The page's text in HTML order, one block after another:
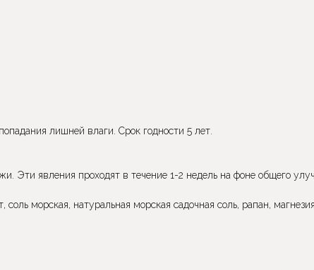
лишней влаги. Срок годности 5 лет.
Эти явления проходят в течение 1-2 недель на фоне общего
морская, натуральная морская садочная соль, рапан,